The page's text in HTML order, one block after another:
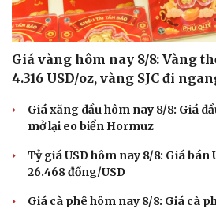
Giá vàng hôm nay 8/8: Vàng
4.316 USD/oz, vàng SJC đi
Giá xăng dầu hôm nay 8/8: Giá
mở lại eo biển Hormuz
Tỷ giá USD hôm nay 8/8: Giá bán
26.468 đồng/USD
Giá cà phê hôm nay 8/8: Giá cà